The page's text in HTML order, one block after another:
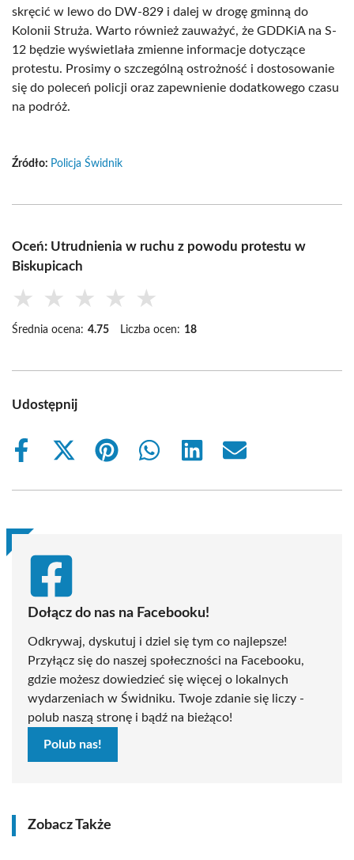
skręcić w lewo do DW-829 i dalej w drogę gminną do
Kolonii Struża. Warto również zauważyć, że GDDKiA na S-
12 będzie wyświetlała zmienne informacje dotyczące
protestu. Prosimy o szczególną ostrożność i dostosowanie
się do poleceń policji oraz zapewnienie dodatkowego czasu
na podróż.
Źródło: Policja Świdnik
Oceń: Utrudnienia w ruchu z powodu protestu w
Biskupicach
★ ★ ★ ★ ★
Średnia ocena: 4.75 Liczba ocen: 18
Udostępnij
Share
Share
(Twitter)
Share
Share
Share
Share
Dołącz do nas na Facebooku!
Odkrywaj, dyskutuj i dziel się tym co najlepsze!
Przyłącz się do naszej społeczności na Facebooku,
gdzie możesz dowiedzieć się więcej o lokalnych
wydarzeniach w Świdniku. Twoje zdanie się liczy -
polub naszą stronę i bądź na bieżąco!
Polub nas!
Zobacz Także